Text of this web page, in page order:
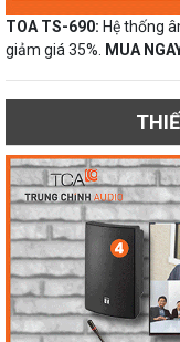
TOA TS-690: Hệ thống
giảm giá 35%.
MUA